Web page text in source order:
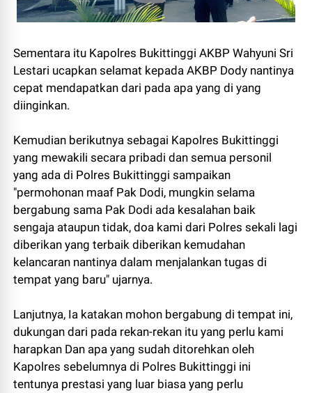
Sementara itu Kapolres Bukittinggi AKBP Wahyuni Sri
Lestari ucapkan selamat kepada AKBP Dody nantinya
cepat mendapatkan dari pada apa yang di yang
diinginkan.
Kemudian berikutnya sebagai Kapolres Bukittinggi
yang mewakili secara pribadi dan semua personil
yang ada di Polres Bukittinggi sampaikan
"permohonan maaf Pak Dodi, mungkin selama
bergabung sama Pak Dodi ada kesalahan baik
sengaja ataupun tidak, doa kami dari Polres sekali lagi
diberikan yang terbaik diberikan kemudahan
kelancaran nantinya dalam menjalankan tugas di
tempat yang baru" ujarnya.
Lanjutnya, Ia katakan mohon bergabung di tempat ini,
dukungan dari pada rekan-rekan itu yang perlu kami
harapkan Dan apa yang sudah ditorehkan oleh
Kapolres sebelumnya di Polres Bukittinggi ini
tentunya prestasi yang luar biasa yang perlu